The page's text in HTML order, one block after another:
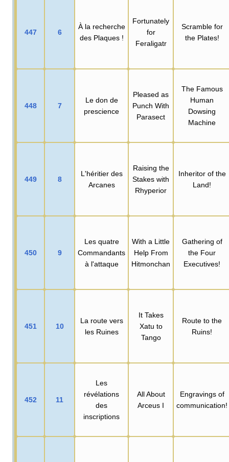
447 6
À la recherche
des Plaques !
Fortunately
for
Feraligatr
Scramble for
the Plates!
448 7
Le don de
prescience
Pleased as
Punch With
Parasect
The Famous
Human
Dowsing
Machine
449 8
L'héritier des
Arcanes
Raising the
Stakes with
Rhyperior
Inheritor of the
Land!
450 9
Les quatre
Commandants
à l'attaque
With a Little
Help From
Hitmonchan
Gathering of
the Four
Executives!
451 10
La route vers
les Ruines
It Takes
Xatu to
Tango
Route to the
Ruins!
452 11
Les
révélations
des
inscriptions
All About
Arceus I
Engravings of
communication!